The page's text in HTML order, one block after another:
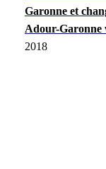
Garonne et
Adour-Garonne
2018